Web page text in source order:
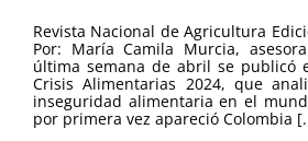
Revista Nacional de Agricultura
Por: María Camila Murcia,
última semana de abril se publicó
Crisis Alimentarias 2024, que
inseguridad alimentaria en el
por primera vez apareció Colombia